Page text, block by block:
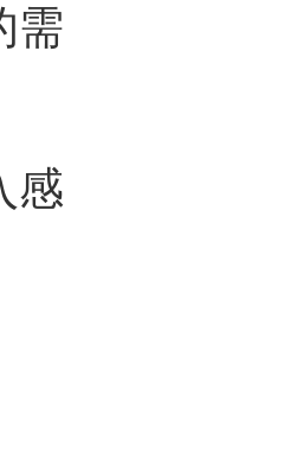
需
感